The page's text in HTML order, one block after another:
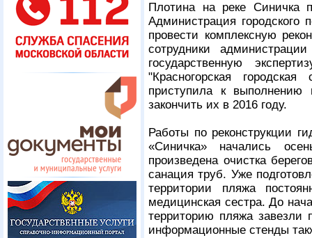
Плотина на реке Синичка
Администрация городского
провести комплексную
сотрудники
государственную
"Красногорская
приступила к выполнению
закончить их в 2016 году.
Работы по реконструкции
«Синичка» начались
произведена очистка
санация труб. Уже
территории пляжа
медицинская сестра. До
территорию пляжа завезли
информационные стенды